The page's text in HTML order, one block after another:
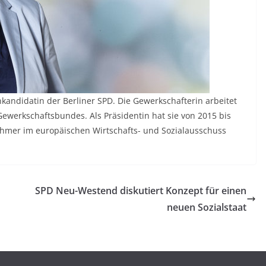
der Berliner SPD. Die Gewerkschafterin arbeitet
Als Präsidentin hat sie von 2015 bis
im europäischen Wirtschafts- und Sozialausschuss
SPD Neu-Westend diskutiert Konzept für einen
neuen Sozialstaat